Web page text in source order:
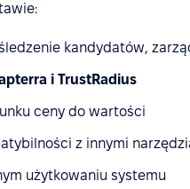
kandydatów,
i TrustRadius
ceny do wartości
z innymi
użytkowaniu systemu